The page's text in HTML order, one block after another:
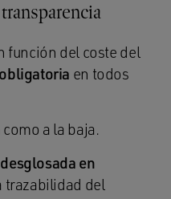
función del coste del
obligatoria en todos
a la baja.
en
trazabilidad del